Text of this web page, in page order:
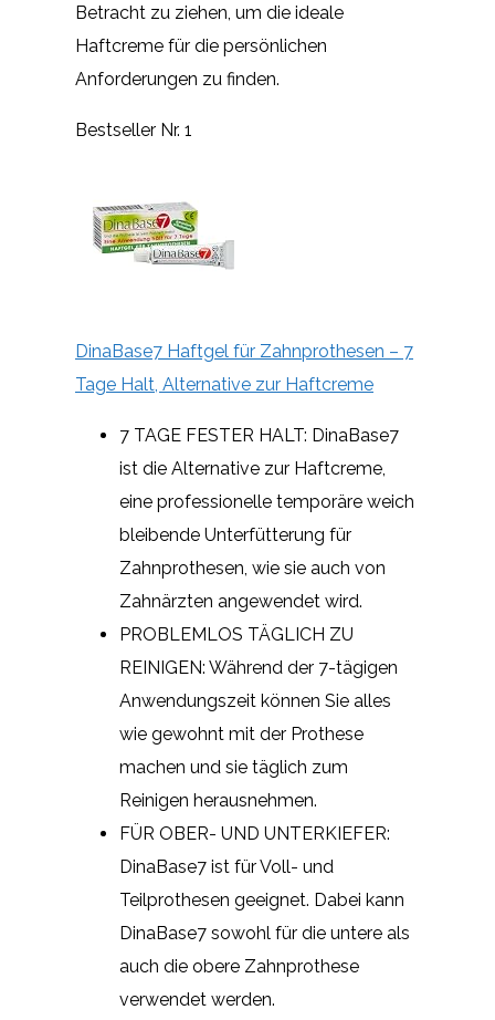
Betracht zu ziehen, um die ideale
Haftcreme für die persönlichen
Anforderungen zu finden.
Bestseller Nr. 1
DinaBase7 Haftgel für Zahnprothesen – 7
Tage Halt, Alternative zur Haftcreme
7 TAGE FESTER HALT: DinaBase7
ist die Alternative zur Haftcreme,
eine professionelle temporäre weich
bleibende Unterfütterung für
Zahnprothesen, wie sie auch von
Zahnärzten angewendet wird.
PROBLEMLOS TÄGLICH ZU
REINIGEN: Während der 7-tägigen
Anwendungszeit können Sie alles
wie gewohnt mit der Prothese
machen und sie täglich zum
Reinigen herausnehmen.
FÜR OBER- UND UNTERKIEFER:
DinaBase7 ist für Voll- und
Teilprothesen geeignet. Dabei kann
DinaBase7 sowohl für die untere als
auch die obere Zahnprothese
verwendet werden.